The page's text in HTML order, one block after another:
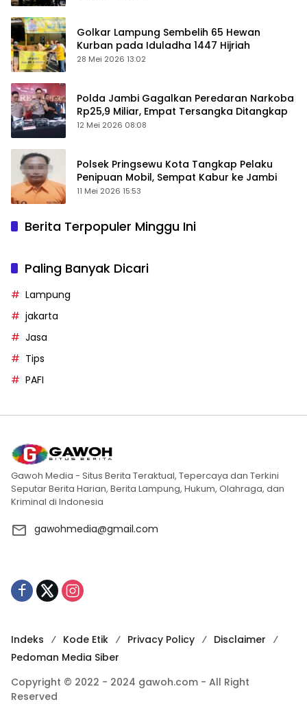
Golkar Lampung Sembelih 65 Hewan
Kurban pada Iduladha 1447 Hijriah
28 Mei 2026 13:02
Polda Jambi Gagalkan Peredaran Narkoba
Rp25,9 Miliar, Empat Tersangka Ditangkap
12 Mei 2026 08:08
Polsek Pringsewu Kota Tangkap Pelaku
Penipuan Mobil, Sempat Kabur ke Jambi
11 Mei 2026 15:53
Berita Terpopuler Minggu Ini
Paling Banyak Dicari
Lampung
jakarta
Jasa
Tips
PAFI
Gawoh Media - Situs Berita Teraktual, Tepercaya dan Terkini
Seputar Berita Harian, Berita Lampung, Hukum, Olahraga, dan
Kriminal di Indonesia
gawohmedia@gmail.com
Indeks Kode Etik Privacy Policy
Disclaimer
Pedoman Media Siber
Copyright © 2022 - 2024 gawoh.com - All Right
Reserved